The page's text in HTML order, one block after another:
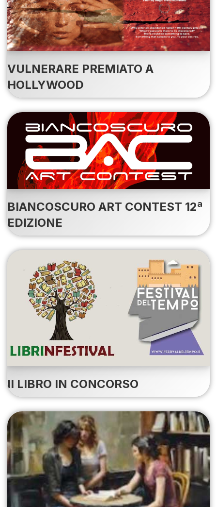
VULNERARE PREMIATO A
HOLLYWOOD
BIANCOSCURO ART CONTEST 12ª
EDIZIONE
II LIBRO IN CONCORSO